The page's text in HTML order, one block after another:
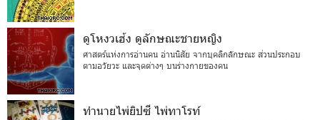
ดูโหงวเฮ้ง ดูลักษณะชายหญิง
ศาสตร์แห่งการอ่านคน อ่านนิสัย จากบุคลิกลักษณะ ส่วนประกอบ
ตามอวัยวะ และจุดต่างๆ บนร่างกายของคน
ทำนายไพ่ยิปซี ไพ่ทาโรท์